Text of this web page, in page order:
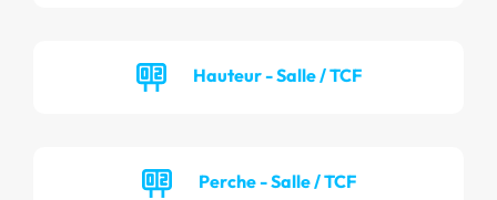
Hauteur - Salle / TCF
Perche - Salle / TCF